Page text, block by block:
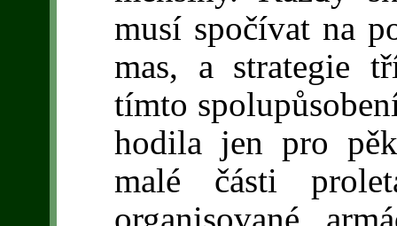
musí spočívat na
mas, a strategie
tímto
hodila jen pro
malé části